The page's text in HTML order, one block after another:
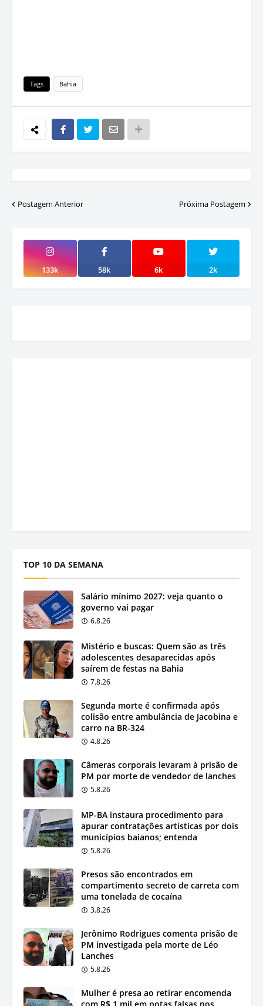
Tags Bahia
Postagem Anterior Próxima Postagem
133k 58k 6k 2k
TOP 10 DA SEMANA
Salário mínimo 2027: veja quanto o
governo vai pagar
6.8.26
Mistério e buscas: Quem são as três
adolescentes desaparecidas após
saírem de festas na Bahia
7.8.26
Segunda morte é confirmada após
colisão entre ambulância de Jacobina e
carro na BR-324
4.8.26
Câmeras corporais levaram à prisão de
PM por morte de vendedor de lanches
5.8.26
MP-BA instaura procedimento para
apurar contratações artísticas por dois
municípios baianos; entenda
5.8.26
Presos são encontrados em
compartimento secreto de carreta com
uma tonelada de cocaína
3.8.26
Jerônimo Rodrigues comenta prisão de
PM investigada pela morte de Léo
Lanches
5.8.26
Mulher é presa ao retirar encomenda